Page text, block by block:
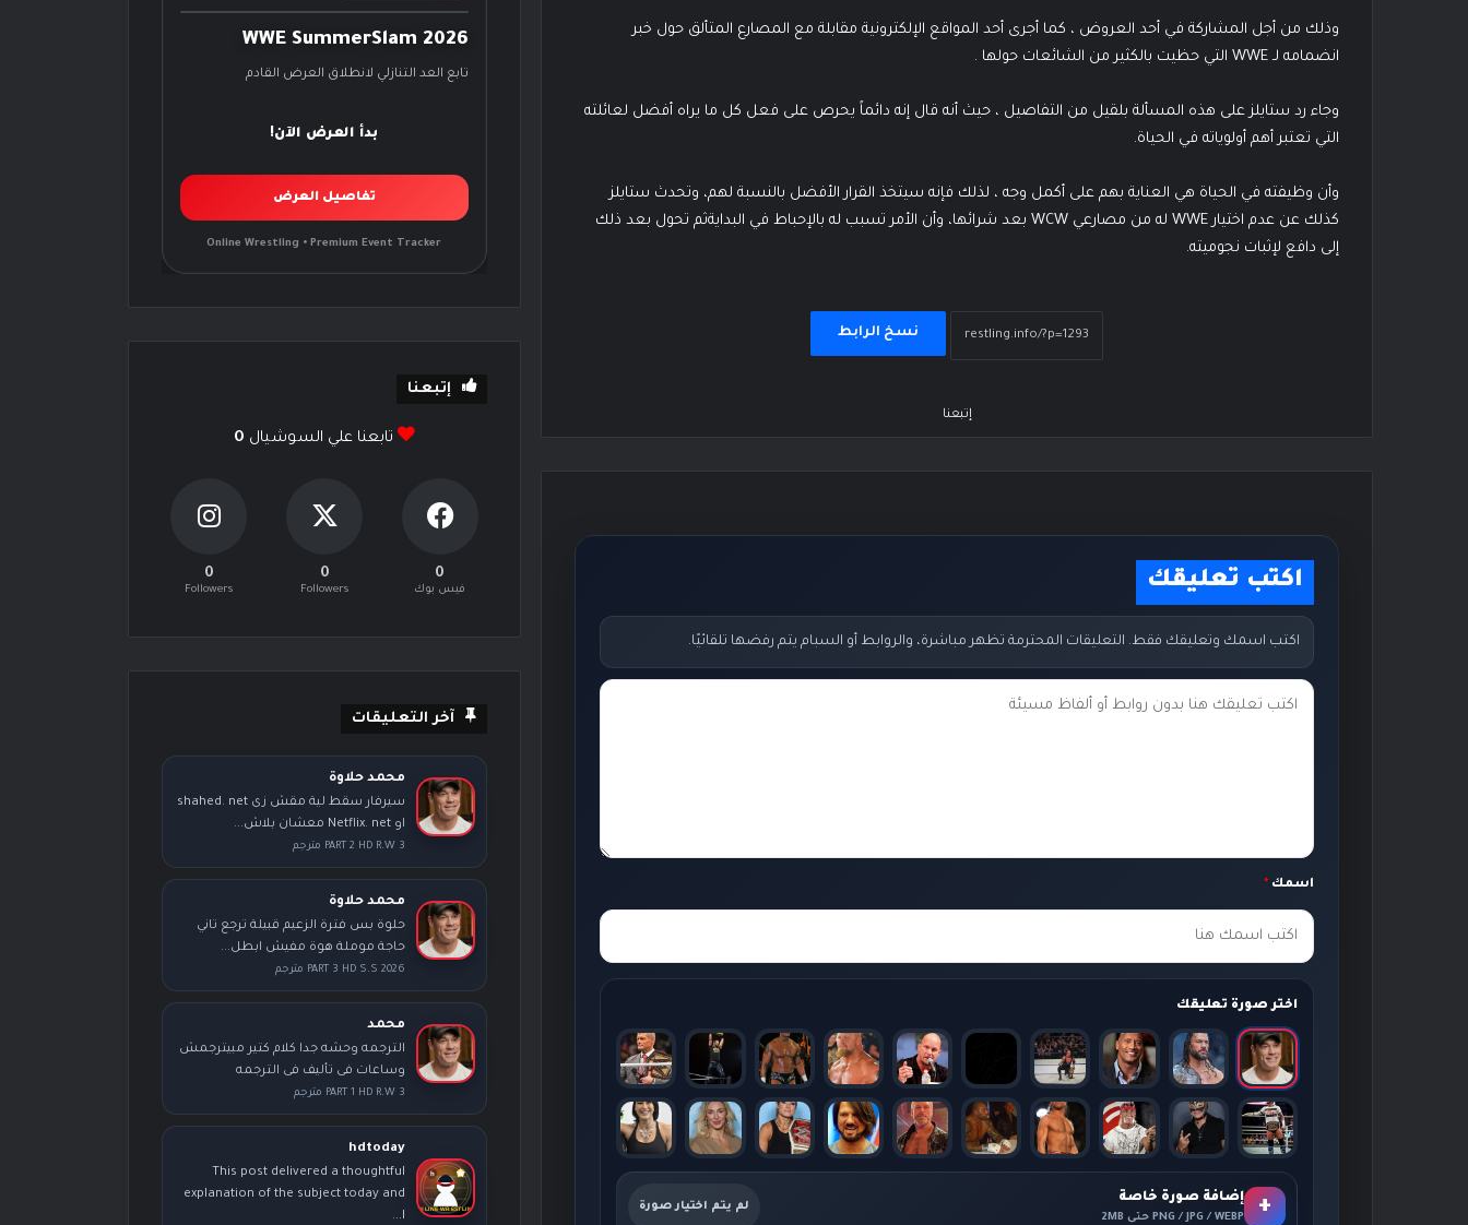
وذلك من أجل المشاركة في أحد العروض ، كما أجرى أحد المواقع الإلكترونية مقابلة مع المصارع المتألق حول خبر
انضمامه لـ WWE التي حظيت بالكثير من الشائعات حولها .
وجاء رد ستايلز على هذه المسألة بلقيل من التفاصيل ، حيث أنه قال إنه دائماً يحرص على فعل كل ما يراه أفضل لعائلته
التي تعتبر أهم أولوياته في الحياة.
وأن وظيفته في الحياة هي العناية بهم على أكمل وجه ، لذلك فإنه سيتخذ القرار الأفضل بالنسبة لهم، وتحدث ستايلز
كذلك عن عدم اختيار WWE له من مصارعي WCW بعد شرائها، وأن الأمر تسبب له بالإحباط في البدايةثم تحول بعد ذلك
إلى دافع لإثبات نجوميته.
نسخ الرابط
إتبعنا
اكتب تعليقك
اكتب اسمك وتعليقك فقط. التعليقات المحترمة تظهر مباشرة، والروابط أو السبام يتم رفضها تلقائيًا.
ت
ك
اسمك *
اختر صورة تعليقك
+ إضافة صورة خاصة
PNG / JPG / WEBP حتى 2MB
لم يتم اختيار صورة
WWE SummerSlam 2026
تابع العد التنازلي لانطلاق العرض القادم
بدأ العرض الآن!
تفاصيل العرض
Online Wrestling • Premium Event Tracker
إتبعنا
تابعنا علي السوشيال 0
0
فيس بوك
0
Followers
0
Followers
آخر التعليقات
محمد حلاوة
سيرفار سقط لية مقش زى shahed. net
او Netflix. net معشان بلاش...
PART 2 HD R.W 3 مترجم
محمد حلاوة
حلوة بس فترة الزعيم قبيلة ترجع تاني
حاجة موملة هوة مفيش ابطل...
PART 3 HD S.S 2026 مترجم
محمد
الترجمه وحشه جدا كلام كتير مبيترجمش
وساعات فى تأليف فى الترجمه
PART 1 HD R.W 3 مترجم
hdtoday
This post delivered a thoughtful
explanation of the subject today and
I...